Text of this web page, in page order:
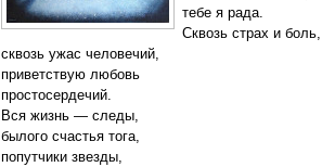
тебе я рада.
Сквозь страх и боль,
сквозь ужас человечий,
приветствую любовь
простосердечий.
Вся жизнь — следы,
былого счастья тога,
попутчики звезды,